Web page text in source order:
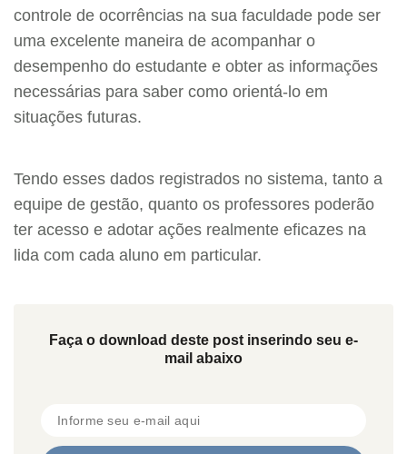
controle de ocorrências na sua faculdade pode ser
uma excelente maneira de acompanhar o
desempenho do estudante e obter as informações
necessárias para saber como orientá-lo em
situações futuras.
Tendo esses dados registrados no sistema, tanto a
equipe de gestão, quanto os professores poderão
ter acesso e adotar ações realmente eficazes na
lida com cada aluno em particular.
Faça o download deste post inserindo seu e-
mail abaixo